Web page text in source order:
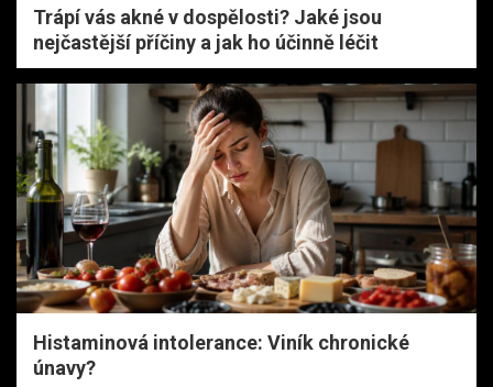
Trápí vás akné v dospělosti? Jaké jsou
nejčastější příčiny a jak ho účinně léčit
Histaminová intolerance: Viník chronické
únavy?